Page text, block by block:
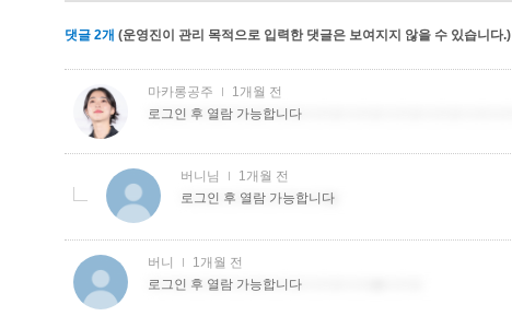
댓글 2개 (운영진이 관리 목적으로 입력한 댓글은 보여지지 않을 수 있습니다.)